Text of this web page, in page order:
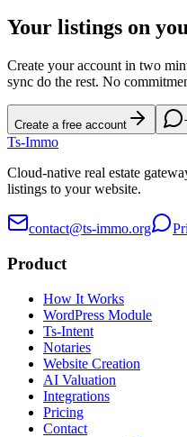
Your listings on
Create your account in two
sync do the rest. No
Create a free account
Ts-Immo
Cloud-native real estate
listings to your website.
contact@ts-immo.org
Product
How It Works
WordPress Module
Ts-Intent
Notaries
Website Creation
AI Valuation
Integrations
Pricing
Contact